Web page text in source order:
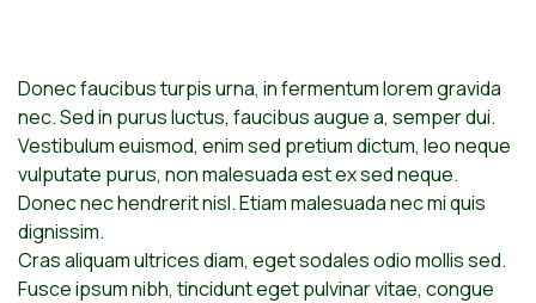
Donec faucibus turpis urna, in fermentum lorem gravida
nec. Sed in purus luctus, faucibus augue a, semper dui.
Vestibulum euismod, enim sed pretium dictum, leo neque
vulputate purus, non malesuada est ex sed neque.
Donec nec hendrerit nisl. Etiam malesuada nec mi quis
dignissim.
Cras aliquam ultrices diam, eget sodales odio mollis sed.
Fusce ipsum nibh, tincidunt eget pulvinar vitae, congue